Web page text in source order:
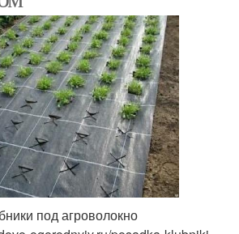
под агроволокно